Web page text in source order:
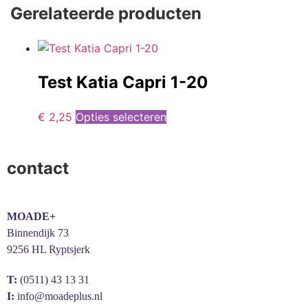
Gerelateerde producten
Test Katia Capri 1-20
€ 2,25 Opties selecteren
contact
MOADE+
Binnendijk 73
9256 HL Ryptsjerk
T: (0511) 43 13 31
I: info@moadeplus.nl